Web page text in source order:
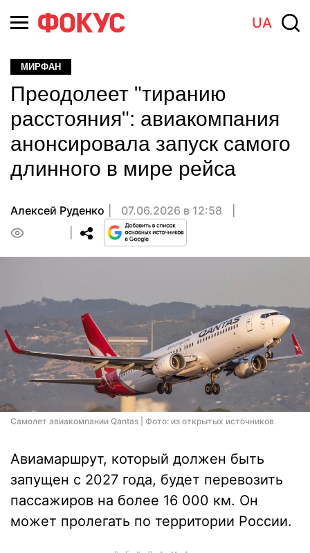
UA
МИРФАН
Преодолеет "тиранию
расстояния": авиакомпания
анонсировала запуск самого
длинного в мире рейса
Алексей Руденко
07.06.2026 в 12:58
Самолет авиакомпании Qantas | Фото: из открытых источников
Авиамаршрут, который должен быть
запущен с 2027 года, будет перевозить
пассажиров на более 16 000 км. Он
может пролегать по территории России.